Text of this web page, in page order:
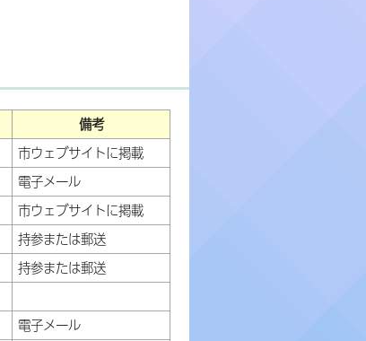
備考
市ウェブサイトに掲載
電子メール
市ウェブサイトに掲載
持参または郵送
持参または郵送
電子メール